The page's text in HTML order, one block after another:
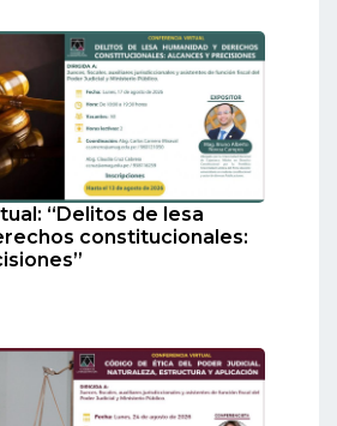
“Delitos de lesa
constitucionales: